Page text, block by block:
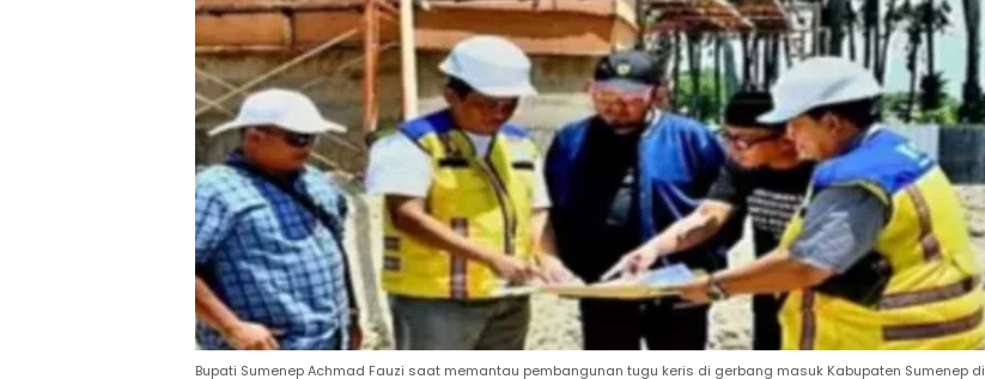
Bupati Sumenep Achmad Fauzi saat memantau pembangunan tugu keris di gerbang masuk Kabupaten Sumenep di